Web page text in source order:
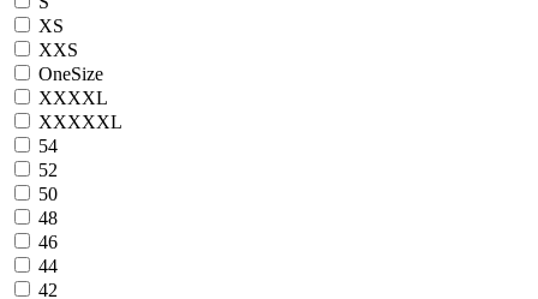
XS
XXS
OneSize
XXXXL
XXXXXL
54
52
50
48
46
44
42